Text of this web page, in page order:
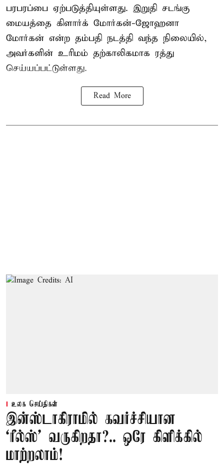
பரபரப்பை ஏற்படுத்தியுள்ளது. இறுதி சடங்கு
மையத்தை கிளார்க் மோர்கன்-ஜோஹனா
மோர்கன் என்ற தம்பதி நடத்தி வந்த நிலையில்,
அவர்களின் உரிமம் தற்காலிகமாக ரத்து
செய்யப்பட்டுள்ளது.
Read More
உலக செய்திகள்
இன்ஸ்டாகிராமில் கவர்ச்சியான
‘ரீல்ஸ்’ வருகிறதா?.. ஒரே கிளிக்கில்
மாற்றலாம்!